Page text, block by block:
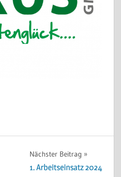
Nächster Beitrag
1. Arbeitseinsatz 2024